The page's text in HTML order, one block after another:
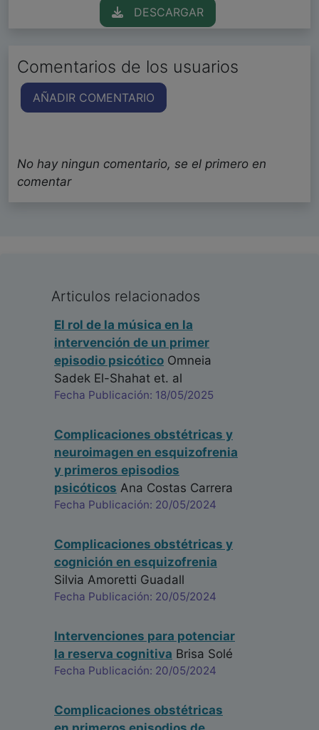
DESCARGAR
Comentarios de los usuarios
AÑADIR COMENTARIO
No hay ningun comentario, se el primero en
comentar
Articulos relacionados
El rol de la música en la
intervención de un primer
episodio psicótico Omneia
Sadek El-Shahat et. al
Fecha Publicación: 18/05/2025
Complicaciones obstétricas y
neuroimagen en esquizofrenia
y primeros episodios
psicóticos Ana Costas Carrera
Fecha Publicación: 20/05/2024
Complicaciones obstétricas y
cognición en esquizofrenia
Silvia Amoretti Guadall
Fecha Publicación: 20/05/2024
Intervenciones para potenciar
la reserva cognitiva Brisa Solé
Fecha Publicación: 20/05/2024
Complicaciones obstétricas